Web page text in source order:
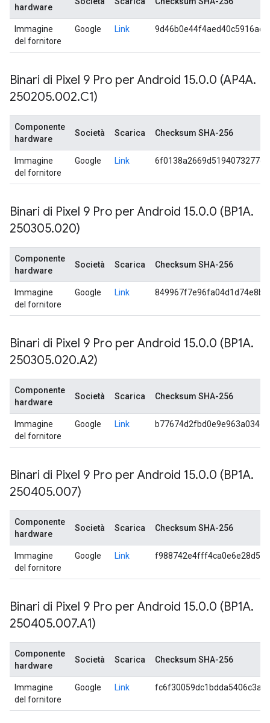
hardware
Immagine
del fornitore
Google Link
Binari di Pixel 9 Pro per Android 15.0.0 (AP4A.
250205.002.C1)
Componente
hardware
Società Scarica Checksum SHA-256
Immagine
del fornitore
Google Link
Binari di Pixel 9 Pro per Android 15.0.0 (BP1A.
250305.020)
Componente
hardware
Società Scarica Checksum SHA-256
Immagine
del fornitore
Google Link
Binari di Pixel 9 Pro per Android 15.0.0 (BP1A.
250305.020.A2)
Componente
hardware
Società Scarica Checksum SHA-256
Immagine
del fornitore
Google Link
Binari di Pixel 9 Pro per Android 15.0.0 (BP1A.
250405.007)
Componente
hardware
Società Scarica Checksum SHA-256
Immagine
del fornitore
Google Link
Binari di Pixel 9 Pro per Android 15.0.0 (BP1A.
250405.007.A1)
Componente
hardware
Società Scarica Checksum SHA-256
Immagine
del fornitore
Google Link